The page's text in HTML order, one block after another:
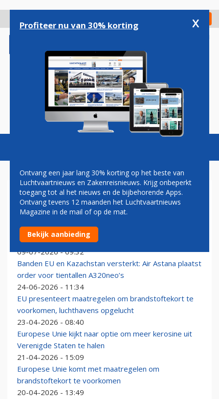
gaan
Check in
Magazine Podcasts Vacatures
EUROPESE UNIE
Hoe groot, hoe zwaar? Regels over bagage in het
vliegtuig blijven onnodig ingewikkeld
09-07-2026 - 09:32
Banden EU en Kazachstan versterkt: Air Astana plaatst
order voor tientallen A320neo’s
24-06-2026 - 11:34
EU presenteert maatregelen om brandstoftekort te
voorkomen, luchthavens opgelucht
23-04-2026 - 08:40
Europese Unie kijkt naar optie om meer kerosine uit
Verenigde Staten te halen
21-04-2026 - 15:09
Europese Unie komt met maatregelen om
brandstoftekort te voorkomen
20-04-2026 - 13:49
Profiteer nu van 30% korting x
Ontvang een jaar lang 30% korting op het beste van
Luchtvaartnieuws en Zakenreisnieuws. Krijg onbeperkt
toegang tot al het nieuws en de bijbehorende Apps.
Ontvang tevens 12 maanden het Luchtvaartnieuws
Magazine in de mail of op de mat.
Bekijk aanbieding